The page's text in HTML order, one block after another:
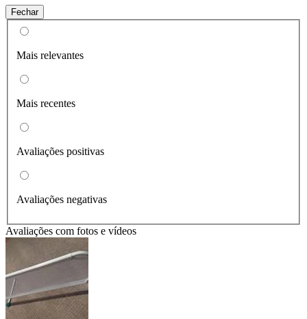
Fechar
Mais relevantes
Mais recentes
Avaliações positivas
Avaliações negativas
Avaliações com fotos e vídeos